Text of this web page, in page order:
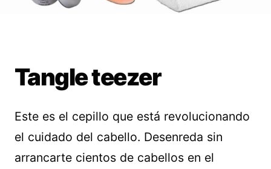
Tangle teezer
Este es el cepillo que está revolucionando
el cuidado del cabello. Desenreda sin
arrancarte cientos de cabellos en el